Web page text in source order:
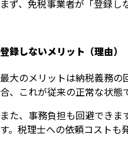
まず、免税事業者が「登録
登録しないメリット（理由）
最大のメリットは納税義務の
合、これが従来の正常な状態
また、事務負担も回避でき
す。税理士への依頼コストも